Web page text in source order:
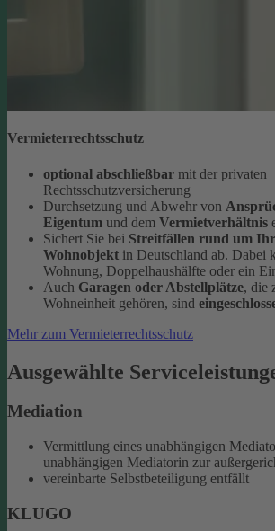
Vermieterrechtsschutz
optional abschließbar mit der privaten
Rechtsschutzversicherung
Durchsetzung und Abwehr von
Eigentum und dem Vermietverhältnis
Sichert Sie bei Streitfällen rund um
Wohnobjekt in Deutschland ab. Dabei
Wohnung, Doppelhaushälfte oder ein
Auch Garagen oder Abstellplätze, die
Wohneinheit gehören, sind
Mehr zum Vermieterrechtsschutz
Ausgewählte
Mediation
Vermittlung eines unabhängigen
unabhängigen Mediatorin zur
vereinbarte Selbstbeteiligung entfällt
KLUGO